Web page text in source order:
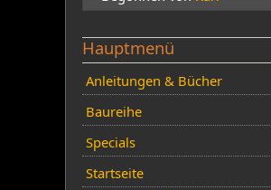
Hauptmenü
Anleitungen & Bücher
Baureihe
Specials
Startseite